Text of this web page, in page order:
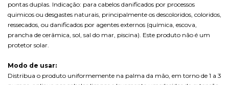
pontas duplas. Indicação: para cabelos danificados por processos
quimicos ou desgastes naturais, principalmente os descoloridos, coloridos,
ressecados, ou danificados por agentes externos (química, escova,
prancha de cerâmica, sol, sal do mar, piscina). Este produto não é um
protetor solar.
Modo de usar:
Distribua o produto uniformemente na palma da mão, em torno de 1 a 3